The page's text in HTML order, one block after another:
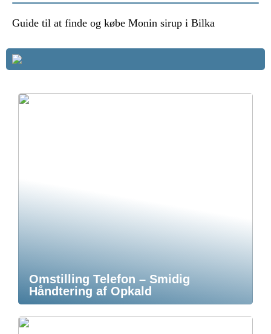
Guide til at finde og købe Monin sirup i Bilka
Omstilling Telefon – Smidig
Håndtering af Opkald